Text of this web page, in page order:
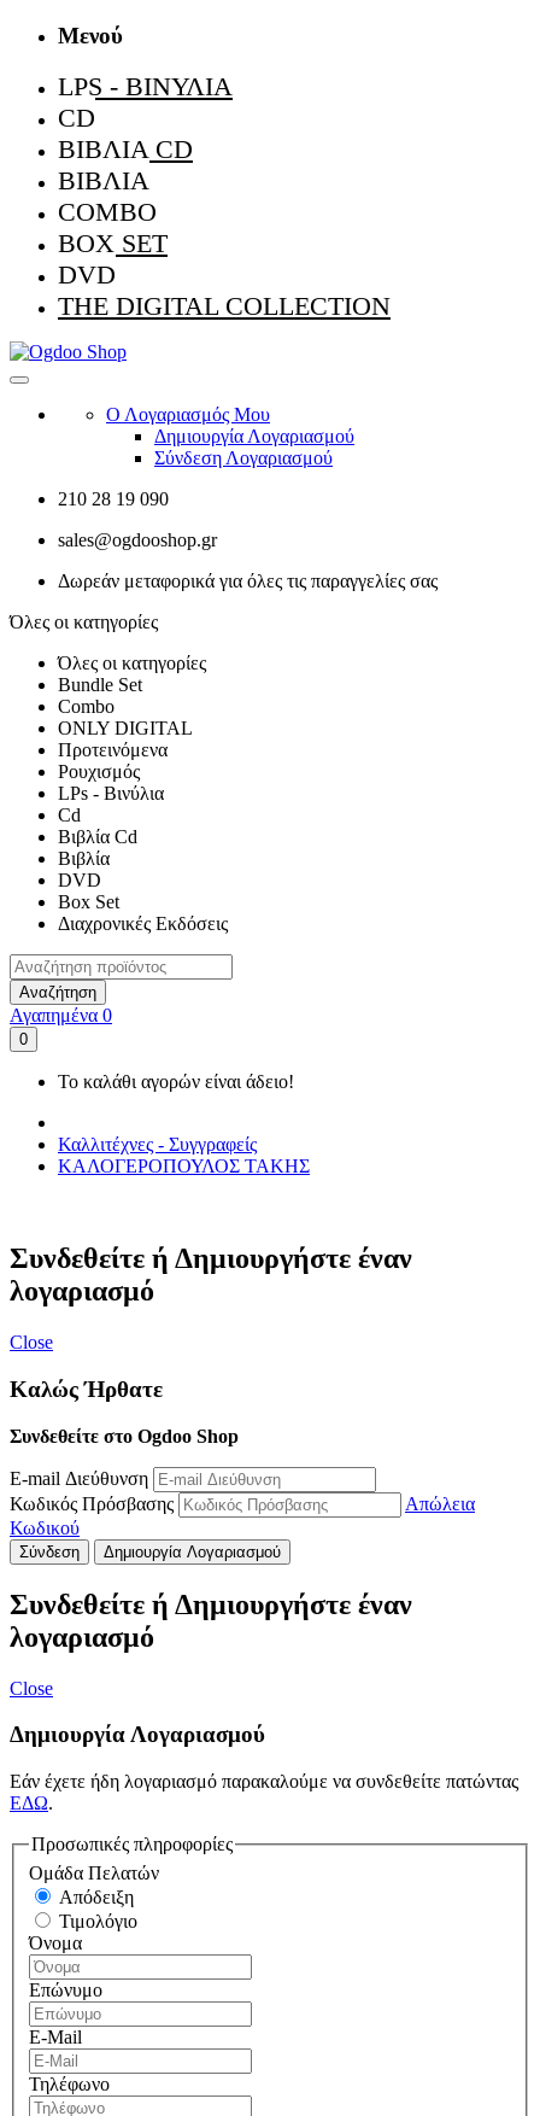
Μενού
LPS - ΒΙΝΎΛΙΑ
CD
ΒΙΒΛΊΑ CD
ΒΙΒΛΊΑ
COMBO
BOX SET
DVD
THE DIGITAL COLLECTION
Ο Λογαριασμός Μου
Δημιουργία Λογαριασμού
Σύνδεση Λογαριασμού
210 28 19 090
sales@ogdooshop.gr
Δωρεάν μεταφορικά για όλες τις παραγγελίες σας
Όλες οι κατηγορίες
Όλες οι κατηγορίες
Bundle Set
Combo
ONLY DIGITAL
Προτεινόμενα
Ρουχισμός
LPs - Βινύλια
Cd
Βιβλία Cd
Βιβλία
DVD
Box Set
Διαχρονικές Εκδόσεις
Αναζήτηση
Αγαπημένα 0
0
Το καλάθι αγορών είναι άδειο!
Καλλιτέχνες - Συγγραφείς
ΚΑΛΟΓΕΡΟΠΟΥΛΟΣ ΤΑΚΗΣ
Συνδεθείτε ή Δημιουργήστε έναν
λογαριασμό
Close
Καλώς Ήρθατε
Συνδεθείτε στο Ogdoo Shop
E-mail Διεύθυνση
Κωδικός Πρόσβασης
Απώλεια
Κωδικού
Σύνδεση Δημιουργία Λογαριασμού
Συνδεθείτε ή Δημιουργήστε έναν
λογαριασμό
Close
Δημιουργία Λογαριασμού
Εάν έχετε ήδη λογαριασμό παρακαλούμε να συνδεθείτε πατώντας
ΕΔΩ.
Προσωπικές πληροφορίες
Ομάδα Πελατών
Απόδειξη
Τιμολόγιο
Όνομα
Επώνυμο
E-Mail
Τηλέφωνο